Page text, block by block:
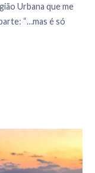
Urbana que me
“…mas é só